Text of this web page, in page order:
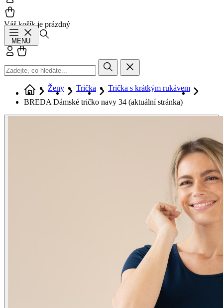
Váš košík je prázdný
MENU
Přihlásit se
Ženy Trička
Trička s krátkým rukávem
BREDA Dámské tričko navy 34 (aktuální stránka)